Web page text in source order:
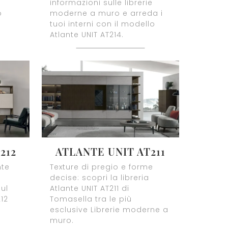
informazioni sulle librerie
moderne a muro e arreda i
tuoi interni con il modello
Atlante UNIT AT214.
ATLANTE UNIT AT211
Texture di pregio e forme
decise: scopri la libreria
Atlante UNIT AT211 di
Tomasella tra le più
esclusive Librerie moderne a
muro.